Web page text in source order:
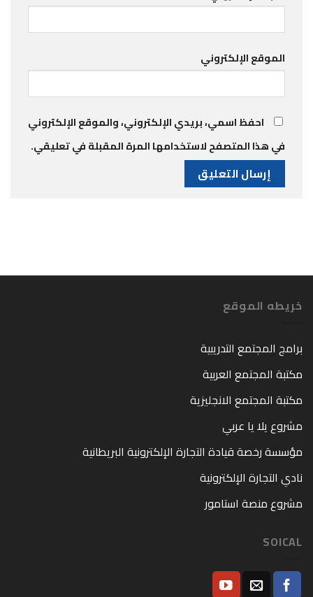
الموقع الإلكتروني
احفظ اسمي، بريدي الإلكتروني، والموقع الإلكتروني
في هذا المتصفح لاستخدامها المرة المقبلة في تعليقي.
خريطه الموقع
برامج المجتمع التدريبية
مكتبة المجتمع العربية
مكتبة المجتمع الانجليزية
مشروع يلا يا عربي
مؤسسة رخصة قيادة التجارة الإلكترونية البريطانية
نادي التجارة الإلكترونية
مشروع منصة استامور
SOICAL